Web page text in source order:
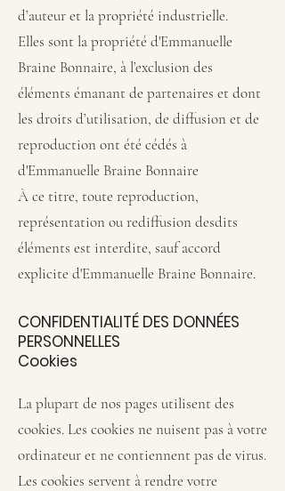
d’auteur et la propriété industrielle.
Elles sont la propriété d'Emmanuelle
Braine Bonnaire, à l’exclusion des
éléments émanant de partenaires et dont
les droits d’utilisation, de diffusion et de
reproduction ont été cédés à
d'Emmanuelle Braine Bonnaire
À ce titre, toute reproduction,
représentation ou rediffusion desdits
éléments est interdite, sauf accord
explicite d'Emmanuelle Braine Bonnaire.
CONFIDENTIALITÉ DES DONNÉES
PERSONNELLES
Cookies
La plupart de nos pages utilisent des
cookies. Les cookies ne nuisent pas à votre
ordinateur et ne contiennent pas de virus.
Les cookies servent à rendre votre